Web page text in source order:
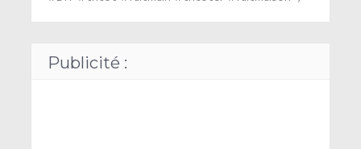
Publicité :